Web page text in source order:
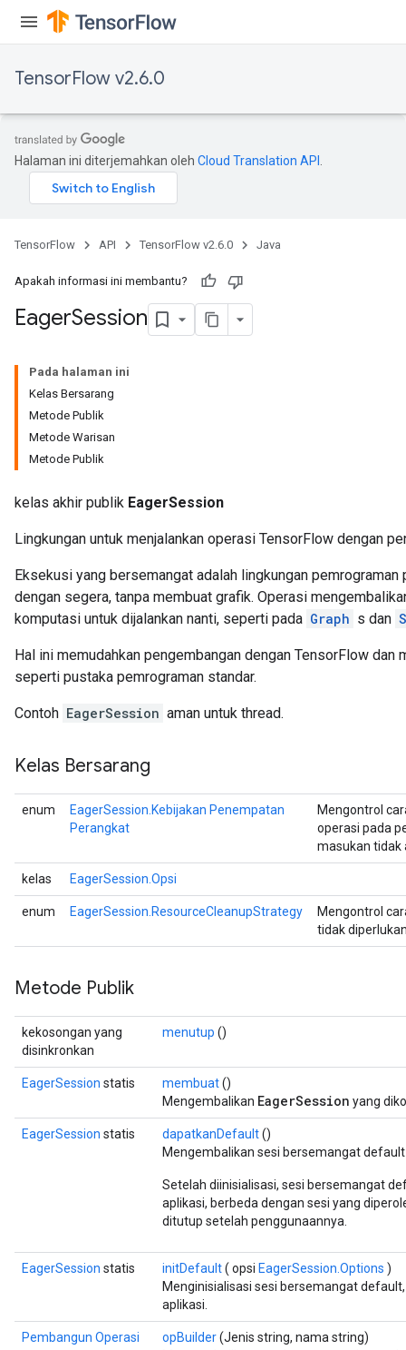
TensorFlow v2.6.0
Halaman ini diterjemahkan oleh Cloud Translation API
TensorFlow API TensorFlow v2.6.0 Java
Apakah informasi ini membantu?
EagerSession
Pada halaman ini
Kelas Bersarang
Metode Publik
Metode Warisan
Metode Publik
kelas akhir publik EagerSession
Lingkungan untuk menjalankan operasi TensorFlow dengan
Eksekusi yang bersemangat adalah lingkungan
dengan segera, tanpa membuat grafik. Operasi
komputasi untuk dijalankan nanti, seperti pada Graph s dan
Hal ini memudahkan pengembangan dengan TensorFlow dan
seperti pustaka pemrograman standar.
Contoh EagerSession aman untuk thread.
Kelas Bersarang
enum
EagerSession.Kebijakan Penempatan
Perangkat
Mengontrol
operasi pada
masukan tidak
kelas EagerSession.Opsi
enum EagerSession.ResourceCleanupStrategy
Mengontrol
tidak
Metode Publik
kekosongan yang
disinkronkan
menutup ()
EagerSession statis membuat()
Mengembalikan EagerSession yang
EagerSession statis dapatkanDefault()
Mengembalikan sesi bersemangat default
Setelah diinisialisasi, sesi bersemangat
aplikasi, berbeda dengan sesi yang
ditutup setelah penggunaannya.
EagerSession statis initDefault( opsi EagerSession.Options )
Menginisialisasi sesi bersemangat
aplikasi.
Pembangun Operasi opBuilder(Jenis string, nama string)